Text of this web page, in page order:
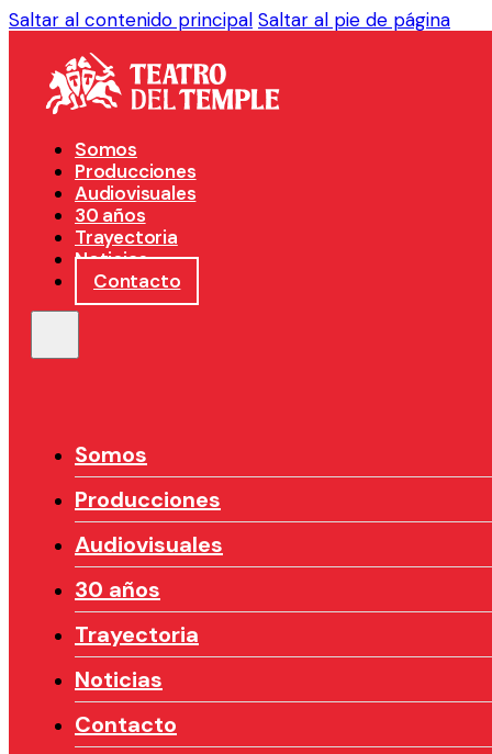
Saltar al contenido principal Saltar al pie de página
Somos
Producciones
Audiovisuales
30 años
Trayectoria
Noticias
Contacto
Somos
Producciones
Audiovisuales
30 años
Trayectoria
Noticias
Contacto